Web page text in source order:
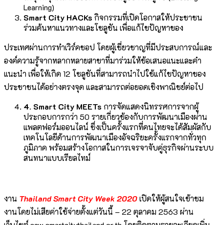
Learning)
Smart City HACKs กิจกรรมที่เปิดโอกาสให้ประชาชน
ร่วมค้นหาแนวทางและโซลูชัน เพื่อแก้ไขปัญหาของ
ประเทศผ่านการทำเวิร์คชอป โดยผู้เชี่ยวชาญที่มีประสบการณ์และ
องค์ความรู้จากหลากหลายสาขาที่มาร่วมให้ข้อเสนอแนะและคำ
แนะนำ เพื่อให้เกิด 12 โซลูชันที่สามารถนำไปใช้แก้ไขปัญหาของ
ประชาชนได้อย่างตรงจุด และสามารถต่อยอดเชิงพาณิชย์ต่อไป
4. Smart City MEETs การจัดแสดงนิทรรศการจากผู้
ประกอบการกว่า 50 รายเกี่ยวข้องกับการพัฒนาเมืองผ่าน
แพลตฟอร์มออนไลน์ ซึ่งเป็นครั้งแรกที่คนไทยจะได้สัมผัสกับ
เทคโนโลยีด้านการพัฒนาเมืองอัจฉริยะครั้งแรกจากทั่วทุก
ภูมิภาค พร้อมสร้างโอกาสในการเจรจาจับคู่ธุรกิจผ่านระบบ
สนทนาแบบเรียลไทม์
งาน Thailand Smart City Week 2020เปิดให้ผู้สนใจเข้าชม
งานโดยไม่เสียค่าใช้จ่ายตั้งแต่วันนี้ – 22 ตุลาคม 2563 ผ่าน